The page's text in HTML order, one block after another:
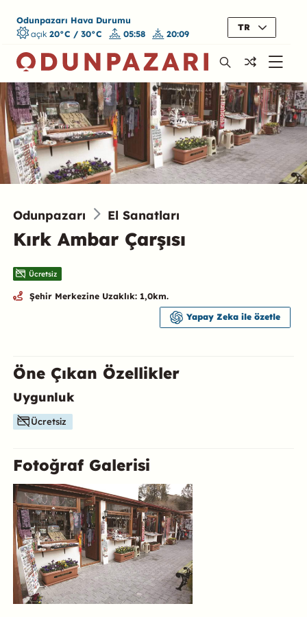
Odunpazarı Hava Durumu
açık 20°C / 30°C 05:58 20:09
TR
Odunpazarı El Sanatları
Kırk Ambar Çarşısı
Ücretsiz
Şehir Merkezine Uzaklık: 1,0km.
Yapay Zeka ile özetle
Öne Çıkan Özellikler
Bu mekanın öne çıkan özelliklerini aşağıda bulabilirsiniz.
Uygunluk
Ücretsiz
Fotoğraf Galerisi